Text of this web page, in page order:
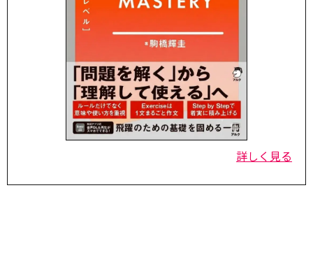
詳しく見る